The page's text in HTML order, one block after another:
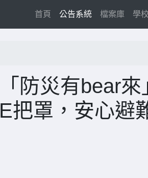
首頁(current)
公告系統 檔案庫 學
防災有bear來
把罩，安心避